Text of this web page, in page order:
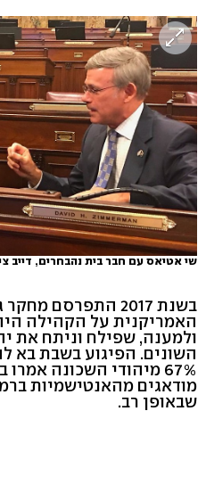
שי אטיאס עם חבר בית נהבחרים, דייב
בשנת 2017 התפרסם
האמריקנית על הקהילה
ולמענה, שפילח וניתח את
השונים. הפיגוע בשבת בא
67% מיהודי השכונה
שבאופן רב.